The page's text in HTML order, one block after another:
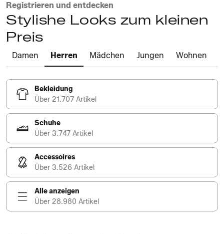
Registrieren und entdecken
Stylishe Looks zum kleinen
Preis
Damen Herren Mädchen Jungen Wohnen
Bekleidung
Über 21.707 Artikel
Schuhe
Über 3.747 Artikel
Accessoires
Über 3.526 Artikel
Alle anzeigen
Über 28.980 Artikel